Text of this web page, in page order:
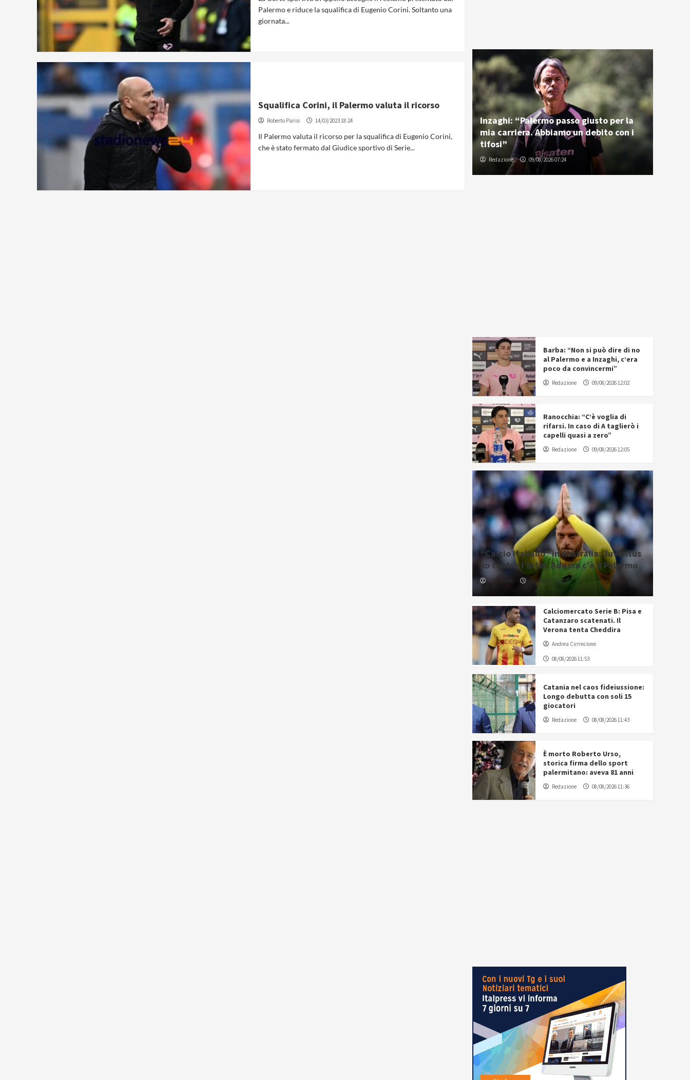
Palermo e riduce la squalifica di Eugenio Corini. Soltanto una
giornata...
Squalifica Corini, il Palermo valuta il ricorso
Roberto Parisi 14/03/2023 18:24
Il Palermo valuta il ricorso per la squalifica di Eugenio Corini,
che è stato fermato dal Giudice sportivo di Serie...
Inzaghi: “Palermo passo giusto per la
mia carriera. Abbiamo un debito con i
tifosi”
Redazione 09/08/2026 07:24
Barba: “Non si può dire di no
al Palermo e a Inzaghi, c’era
poco da convincermi”
Redazione 09/08/2026 12:02
Ranocchia: “C’è voglia di
rifarsi. In caso di A taglierò i
capelli quasi a zero”
Redazione 09/08/2026 12:05
“Calcio italiano” in Australia: Juventus
ko contro l’Inter. Adesso c’è il Palermo
Redazione 08/08/2026 16:09
Calciomercato Serie B: Pisa e
Catanzaro scatenati. Il
Verona tenta Cheddira
Andrea Cirrincione
08/08/2026 11:53
Catania nel caos fideiussione:
Longo debutta con soli 15
giocatori
Redazione 08/08/2026 11:43
È morto Roberto Urso,
storica firma dello sport
palermitano: aveva 81 anni
Redazione 08/08/2026 11:36